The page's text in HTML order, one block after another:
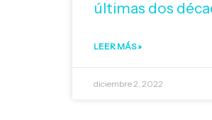
últimas dos
LEER MÁS »
diciembre 2, 2022